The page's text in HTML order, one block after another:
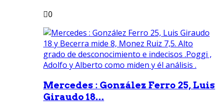
0
Mercedes : González Ferro 25, Luis
Giraudo 18...